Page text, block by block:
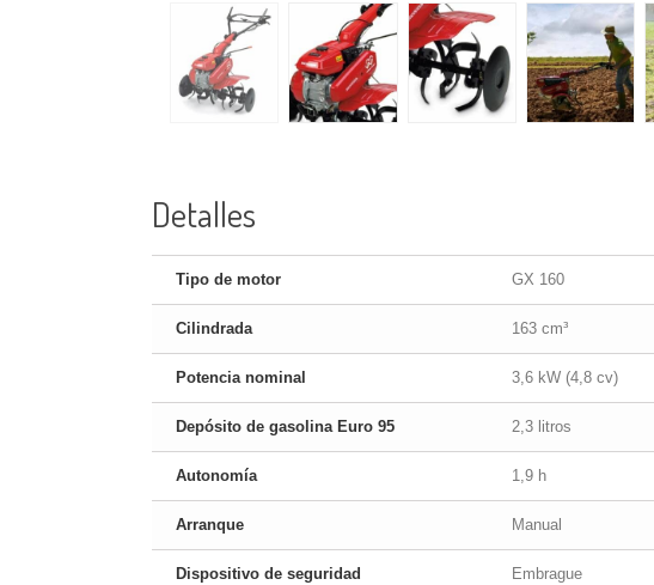
Detalles
Tipo de motor GX 160
Cilindrada 163 cm³
Potencia nominal 3,6 kW (4,8 cv)
Depósito de gasolina Euro 95 2,3 litros
Autonomía 1,9 h
Arranque Manual
Dispositivo de seguridad Embrague